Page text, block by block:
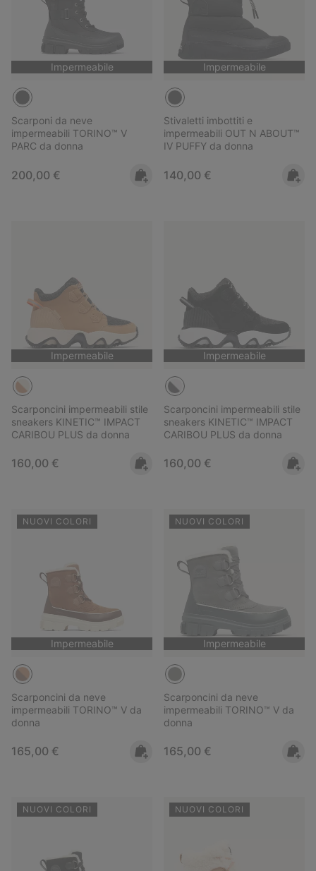
Impermeabile
Scarponi da neve
impermeabili TORINO™ V
PARC da donna
Regular price:
200,00 €
Impermeabile
Stivaletti imbottiti e
impermeabili OUT N ABOUT™
IV PUFFY da donna
Regular price:
140,00 €
Impermeabile
Scarponcini impermeabili stile
sneakers KINETIC™ IMPACT
CARIBOU PLUS da donna
Regular price:
160,00 €
Impermeabile
Scarponcini impermeabili stile
sneakers KINETIC™ IMPACT
CARIBOU PLUS da donna
Regular price:
160,00 €
NUOVI COLORI
Impermeabile
Scarponcini da neve
impermeabili TORINO™ V da
donna
Regular price:
165,00 €
NUOVI COLORI
Impermeabile
Scarponcini da neve
impermeabili TORINO™ V da
donna
Regular price:
165,00 €
NUOVI COLORI NUOVI COLORI